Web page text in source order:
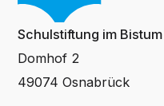
Schulstiftung im
Domhof 2
49074 Osnabrück